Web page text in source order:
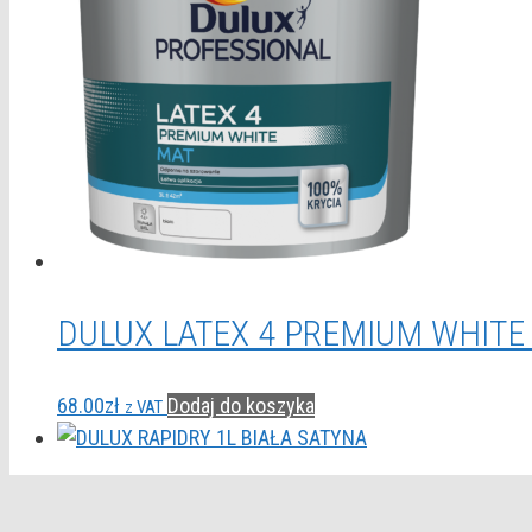
DULUX LATEX 4 PREMIUM
68.00zł z VAT Dodaj do koszyka